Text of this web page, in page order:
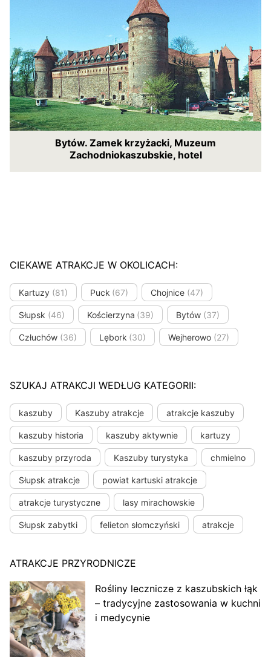
Bytów. Zamek krzyżacki, Muzeum
Zachodniokaszubskie, hotel
CIEKAWE ATRAKCJE W OKOLICACH:
Kartuzy (81) Puck (67) Chojnice (47)
Słupsk (46) Kościerzyna (39) Bytów (37)
Człuchów (36) Lębork (30) Wejherowo (27)
SZUKAJ ATRAKCJI WEDŁUG KATEGORII:
kaszuby Kaszuby atrakcje atrakcje kaszuby
kaszuby historia kaszuby aktywnie kartuzy
kaszuby przyroda Kaszuby turystyka chmielno
Słupsk atrakcje powiat kartuski atrakcje
atrakcje turystyczne lasy mirachowskie
Słupsk zabytki felieton słomczyński atrakcje
ATRAKCJE PRZYRODNICZE
Rośliny lecznicze z kaszubskich łąk
– tradycyjne zastosowania w kuchni
i medycynie